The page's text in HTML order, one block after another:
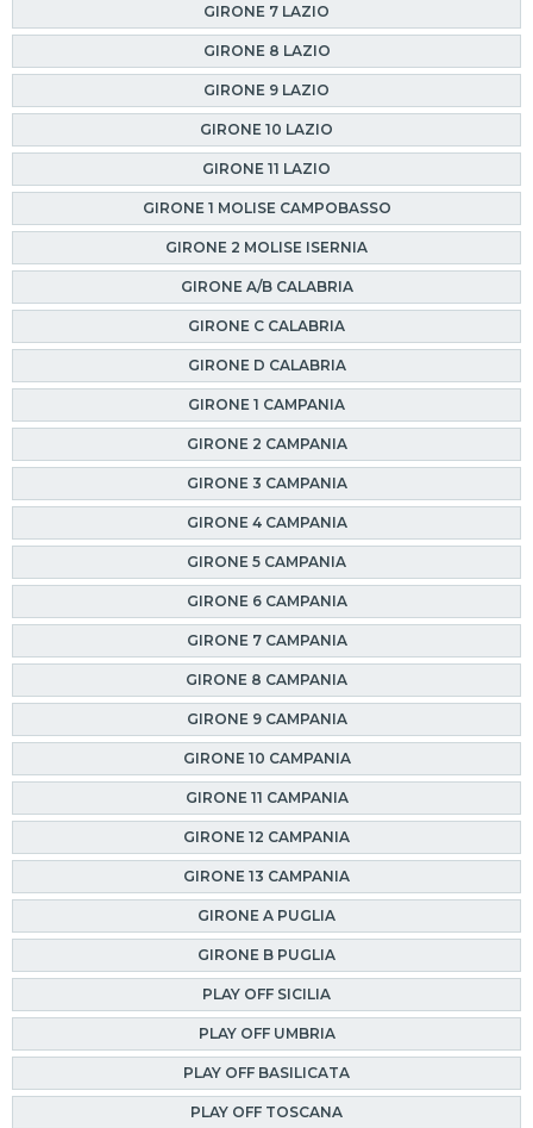
GIRONE 7 LAZIO
GIRONE 8 LAZIO
GIRONE 9 LAZIO
GIRONE 10 LAZIO
GIRONE 11 LAZIO
GIRONE 1 MOLISE CAMPOBASSO
GIRONE 2 MOLISE ISERNIA
GIRONE A/B CALABRIA
GIRONE C CALABRIA
GIRONE D CALABRIA
GIRONE 1 CAMPANIA
GIRONE 2 CAMPANIA
GIRONE 3 CAMPANIA
GIRONE 4 CAMPANIA
GIRONE 5 CAMPANIA
GIRONE 6 CAMPANIA
GIRONE 7 CAMPANIA
GIRONE 8 CAMPANIA
GIRONE 9 CAMPANIA
GIRONE 10 CAMPANIA
GIRONE 11 CAMPANIA
GIRONE 12 CAMPANIA
GIRONE 13 CAMPANIA
GIRONE A PUGLIA
GIRONE B PUGLIA
PLAY OFF SICILIA
PLAY OFF UMBRIA
PLAY OFF BASILICATA
PLAY OFF TOSCANA